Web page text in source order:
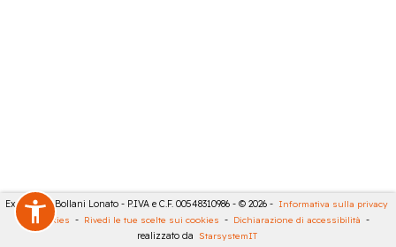
Expert City Bollani Lonato - P.IVA e C.F. 00548310986 - © 2026 - Informativa sulla privacy
Cookies - Rivedi le tue scelte sui cookies - Dichiarazione di accessibilità -
realizzato da StarsystemIT